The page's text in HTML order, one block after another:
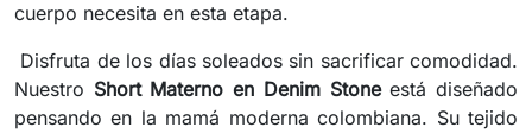
cuerpo necesita en esta etapa.
Disfruta de los días soleados sin sacrificar comodidad.
Nuestro Short Materno en Denim Stoneestá diseñado
pensando en la mamá moderna colombiana. Su tejido